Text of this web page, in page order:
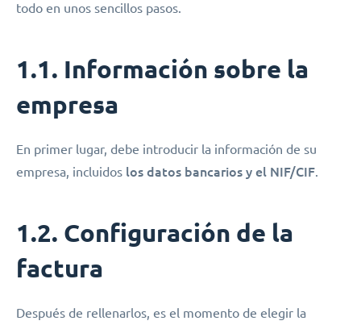
todo en unos sencillos pasos.
1.1. Información sobre la
empresa
En primer lugar, debe introducir la información de su
empresa, incluidos los datos bancarios y el NIF/CIF.
1.2. Configuración de la
factura
Después de rellenarlos, es el momento de elegir la